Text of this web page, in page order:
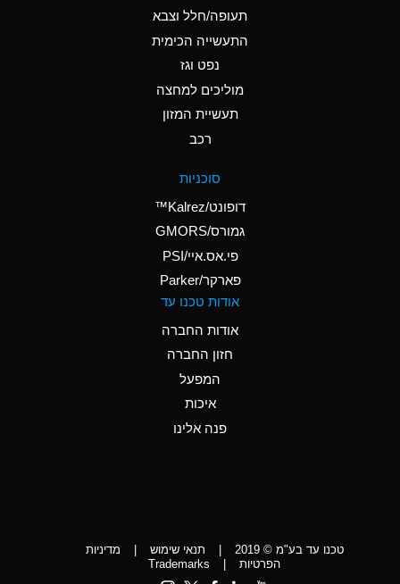
Ammonium Hydroxide
A
Ammonium Nitrate
Ammonium Nitrite
Ammonium Persulfate
Ammonium Phosphate
A
Ammonium Sulfate
*
Amyl Acetate (Banana
Aniline
D
תעופה/חלל וצבא
התעשייה הכימית
נפט וגז
מוליכים למחצה
תעשיית המזון
רכב
סוכניות
דופונט/Kalrez™
גמורס/GMORS
פי.אס.איי/PSI
פארקר/Parker
אודות טכנו עד
אודות החברה
חזון החברה
המפעל
איכות
פנה אלינו
טכנו עד בע"מ © 2019 | תנאי שימוש |
מדיניות
הפרטיות
|
Trademarks